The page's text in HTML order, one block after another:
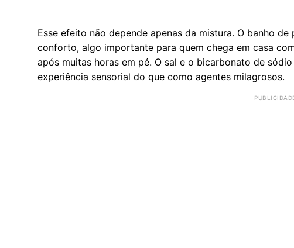
Esse efeito não depende apenas da mistura. O banho
conforto, algo importante para quem chega em casa
após muitas horas em pé. O sal e o bicarbonato de
experiência sensorial do que como agentes milagrosos.